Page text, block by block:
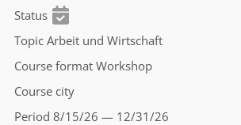
Status
Topic Arbeit und Wirtschaft
Course format Workshop
Course city
Period 8/15/26 — 12/31/26